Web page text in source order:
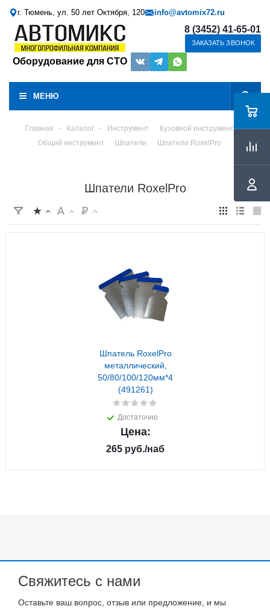
г. Тюмень, ул. 50 лет Октября, 120 info@avtomix72.ru
Оборудование для СТО
8 (3452) 41-65-01
ЗАКАЗАТЬ ЗВОНОК
МЕНЮ
Главная - Каталог - Инструмент
Кузовной инструмент
Общий инструмент
Шпатели Шпатели RoxelPro
Шпатели RoxelPro
Шпатель RoxelPro
металлический,
50/80/100/120мм*4
(491261)
Достаточно
Цена:
265 руб./наб
Свяжитесь с нами
Оставьте ваш вопрос, отзыв или предложение, и мы